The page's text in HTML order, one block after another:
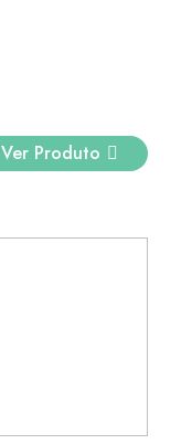
Ver Produto